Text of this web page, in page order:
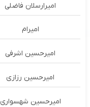
امیرارسلان فاضلی
امیرام
امیرحسین اشرفی
امیرحسین رزازی
امیرحسین شهسواری